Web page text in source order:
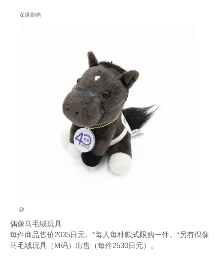
深度影响
绊
偶像马毛绒玩具
每件商品售价2035日元。*每人每种款式限购一件。*另有偶像
马毛绒玩具（M码）出售（每件2530日元）。